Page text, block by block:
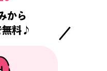
から
無料♪